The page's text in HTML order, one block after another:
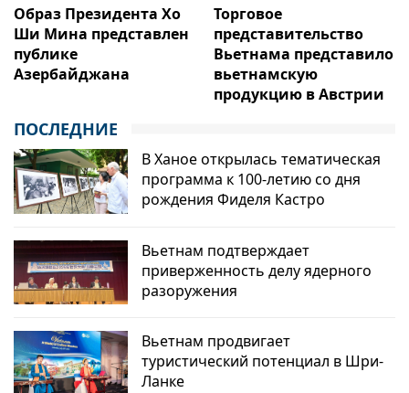
Образ Президента Хо
Ши Мина представлен
публике
Азербайджана
Торговое
представительство
Вьетнама представило
вьетнамскую
продукцию в Австрии
ПОСЛЕДНИЕ
В Ханое открылась тематическая
программа к 100-летию со дня
рождения Фиделя Кастро
Вьетнам подтверждает
приверженность делу ядерного
разоружения
Вьетнам продвигает
туристический потенциал в Шри-
Ланке